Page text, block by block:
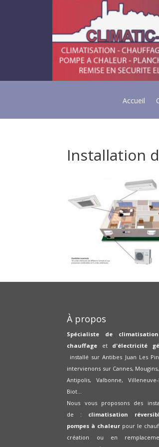
Accueil
Installation
À propos
Spécialiste de
chauffage et d'électricité
installé sur Antibes Juan Les
intervienons sur Cannes,
Antipolis, Valbonne, Villeneuve-
Biot...
Nous vous proposons des
de : climatisation
pompes à chaleur pour le
création ou en